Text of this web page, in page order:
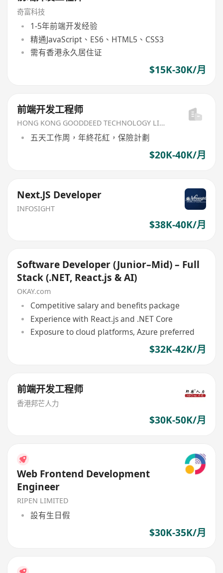
奇富科技
1-5年前端开发经验
精通JavaScript、ES6、HTML5、CSS3
需有香港永久居住证
$15K-30K/月
前端开发工程师
HONG KONG GOODDEED TECHNOLOGY LIMITED
五天工作周，年終花紅，保險計劃
$20K-40K/月
Next.JS Developer
INFOSIGHT
$38K-40K/月
Software Developer (Junior–Mid) – Full
Stack (.NET, React.js & AI)
OKAY.com
Competitive salary and benefits package
Experience with React.js and .NET Core
Exposure to cloud platforms, Azure preferred
$32K-42K/月
前端开发工程师
香港邦芒人力
$30K-50K/月
Web Frontend Development
Engineer
RIPEN LIMITED
設有生日假
$30K-35K/月